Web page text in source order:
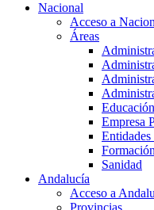
Nacional
Acceso a
Áreas
Educación
Empresa
Entidades
Formación
Sanidad
Andalucía
Acceso a